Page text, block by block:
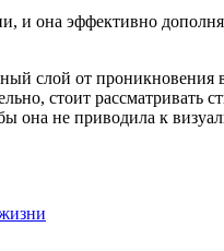
и она эффективно
слой от проникновения
стоит
она не приводила к